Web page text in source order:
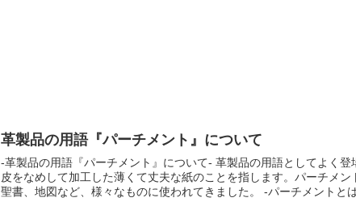
革製品の用語『パーチメント』について
-革製品の用語『パーチメント』について- 革製品の用語としてよく登場する「パーチメント」。一般的には、動物の
皮をなめして加工した薄くて丈夫な紙のことを指します。パーチメ
聖書、地図など、様々なものに使われてきました。 -パーチメントとは何か- パーチメントは、羊皮紙の一種であり、